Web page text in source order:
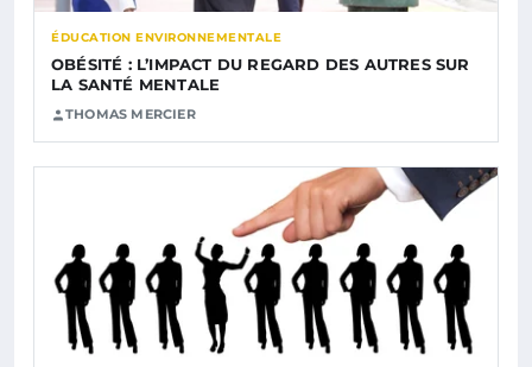
ÉDUCATION ENVIRONNEMENTALE
OBÉSITÉ : L’IMPACT DU REGARD DES AUTRES SUR
LA SANTÉ MENTALE
THOMAS MERCIER